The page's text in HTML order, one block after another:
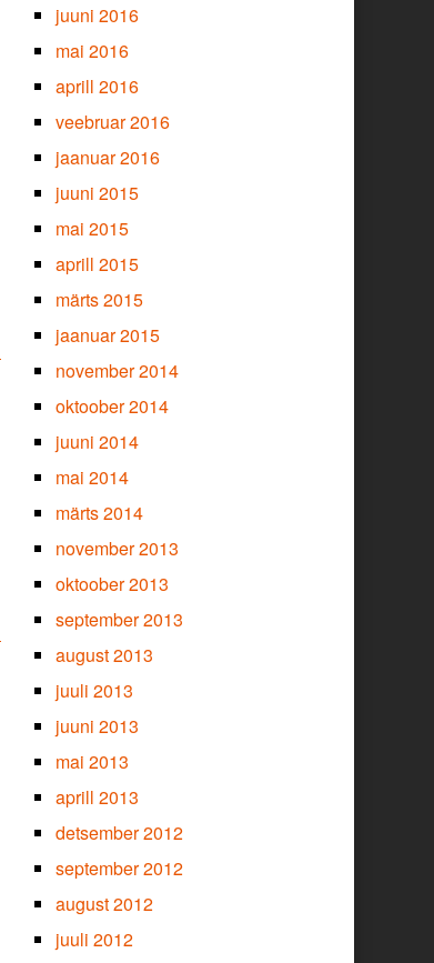
juuni 2016
mai 2016
aprill 2016
veebruar 2016
jaanuar 2016
juuni 2015
mai 2015
aprill 2015
märts 2015
jaanuar 2015
november 2014
oktoober 2014
juuni 2014
mai 2014
märts 2014
november 2013
oktoober 2013
september 2013
august 2013
juuli 2013
juuni 2013
mai 2013
aprill 2013
detsember 2012
september 2012
august 2012
juuli 2012